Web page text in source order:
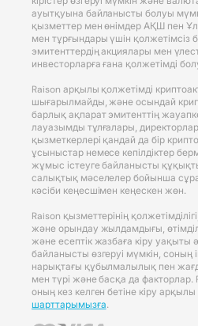
ауытқуына байланысты болуы
қызметтер мен өнімдер АҚШ пен
мен тұрғындары үшін қолжетімсіз
эмитенттердің акциялары мен
инвесторларға ғана қолжетімді
Raison арқылы қолжетімді
шығарылмайды, және осындай
барлық ақпарат эмитенттің
лауазымды тұлғалары,
қызметкерлері қандай да бір
ұсыныстар немесе кепілдіктер
жұмыс істеуге байланысты
салықтық мәселелер бойынша
кәсіби кеңесшімен кеңескен жөн.
Raison қызметтерінің
және орындау жылдамдығы,
және есептік жазбаға кіру уақыты
байланысты өзгеруі мүмкін, соның
нарықтағы құбылмалылық пен
мен түрі және басқа да
оның кез келген бетіне кіру арқылы
шарттарымызға.